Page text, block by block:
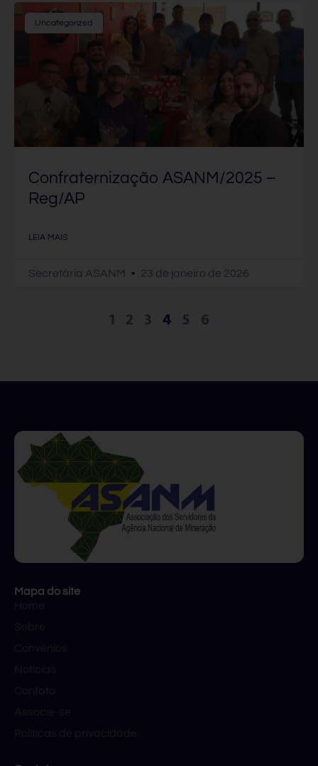
Uncategorized
Confraternização ASANM/2025 –
Reg/AP
LEIA MAIS
Secretária ASANM 23 de janeiro de 2026
1 2 3 4 5 6
Mapa do site